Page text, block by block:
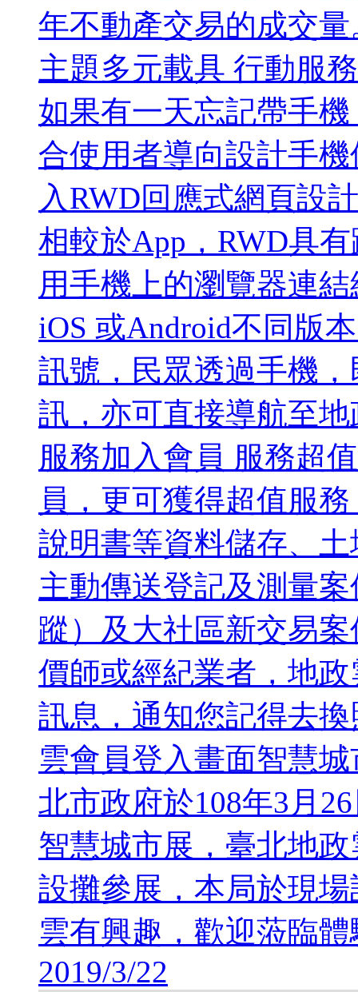
年不動產交易的成交
主題多元載具 行動
如果有一天忘記帶手
合使用者導向設計手
入RWD回應式網頁設
相較於App，RWD具
用手機上的瀏覽器連
iOS 或Android不同版
訊號，民眾透過手機
訊，亦可直接導航至
服務加入會員 服務
員，更可獲得超值服
說明書等資料儲存、
主動傳送登記及測量
蹤）及大社區新交易
價師或經紀業者，地
訊息，通知您記得去
雲會員登入畫面智慧
北市政府於108年3月
智慧城市展，臺北地
設攤參展，本局於現
雲有興趣，歡迎蒞臨
2019/3/22